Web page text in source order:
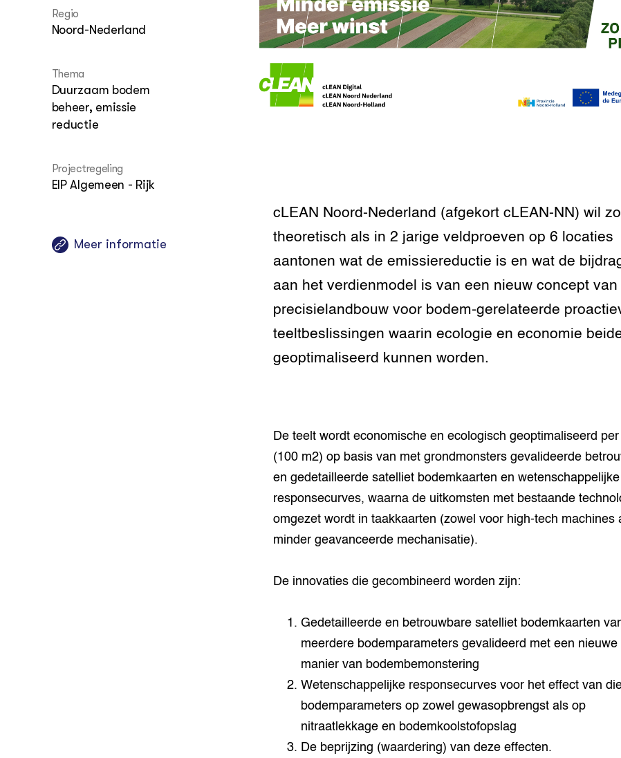
Hovenier en
groenvoorziening
Terreinbeheer
Akkerbouw
Biobased economy
Foodsector
Groen, grond en infra
het groene onderwijs
Kennis op Maat projecten
Nationaal Platform
Agrarische
Experimenteerlocaties
DierVizier
Nationaal Innovatieloket
Dierenwelzijnsweb
EU-FarmBook
Portaal Natuurinclusief,
Regeneratief & Biologisch
Integraal Aanpakken
EURCAW-Pigs
Groen, welbevinden en
klimaatadaptatie
CoE Groen
Invasieve exoten
Plantaardige genetische
Regio
Noord-Nederland
Thema
Duurzaam bodem
beheer, emissie
reductie
Projectregeling
EIP Algemeen - Rijk
Meer informatie
cLEAN Noord-Nederland (afgekort cLEAN-NN) wil
theoretisch als in 2 jarige veldproeven op 6 locaties
aantonen wat de emissiereductie is en wat de
aan het verdienmodel is van een nieuw concept van
precisielandbouw voor bodem-gerelateerde
teeltbeslissingen waarin ecologie en economie
geoptimaliseerd kunnen worden.
De teelt wordt economische en ecologisch geoptimaliseerd
(100 m2) op basis van met grondmonsters gevalideerde
en gedetailleerde satelliet bodemkaarten en wetenschappelijke
responsecurves, waarna de uitkomsten met bestaande
omgezet wordt in taakkaarten (zowel voor high-tech machines
minder geavanceerde mechanisatie).
De innovaties die gecombineerd worden zijn:
Gedetailleerde en betrouwbare satelliet bodemkaarten
meerdere bodemparameters gevalideerd met een nieuwe
manier van bodembemonstering
Wetenschappelijke responsecurves voor het effect van
bodemparameters op zowel gewasopbrengst als op
nitraatlekkage en bodemkoolstofopslag
De beprijzing (waardering) van deze effecten.